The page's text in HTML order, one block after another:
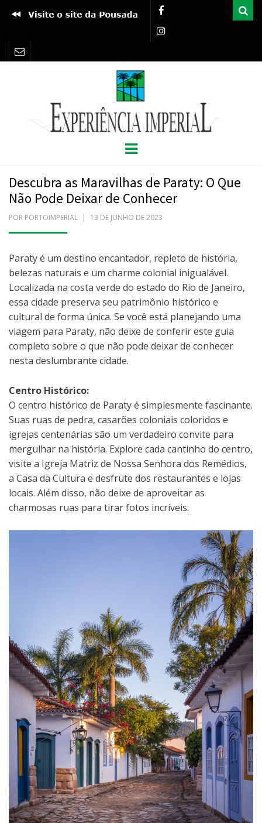
EXPERIÊNCIA
IMPERIAL
Menu
Descubra as Maravilhas de Paraty: O Que
Não Pode Deixar de Conhecer
POR PORTOIMPERIAL
POSTADO
13 DE JUNHO DE 2023
Paraty é um destino encantador, repleto de história,
belezas naturais e um charme colonial inigualável.
Localizada na costa verde do estado do Rio de Janeiro,
essa cidade preserva seu patrimônio histórico e
cultural de forma única. Se você está planejando uma
viagem para Paraty, não deixe de conferir este guia
completo sobre o que não pode deixar de conhecer
nesta deslumbrante cidade.
Centro Histórico:
O centro histórico de Paraty é simplesmente fascinante.
Suas ruas de pedra, casarões coloniais coloridos e
igrejas centenárias são um verdadeiro convite para
mergulhar na história. Explore cada cantinho do centro,
visite a Igreja Matriz de Nossa Senhora dos Remédios,
a Casa da Cultura e desfrute dos restaurantes e lojas
locais. Além disso, não deixe de aproveitar as
charmosas ruas para tirar fotos incríveis.